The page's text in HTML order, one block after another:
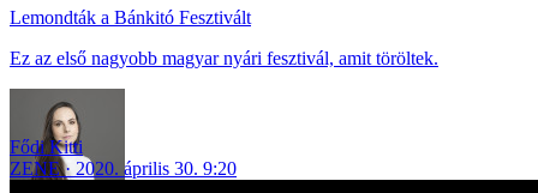
Lemondták a Bánkitó Fesztivált
Ez az első nagyobb magyar nyári fesztivál, amit töröltek.
Fődi Kitti
ZENE
2020. április 30. 9:20